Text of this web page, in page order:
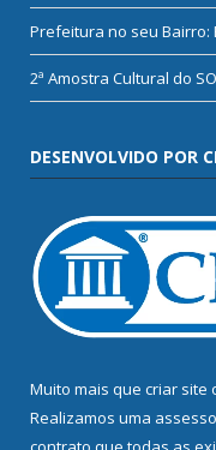
Prefeitura no seu Bairro:
2ª Amostra Cultural do
DESENVOLVIDO POR
Muito mais que criar site
Realizamos uma